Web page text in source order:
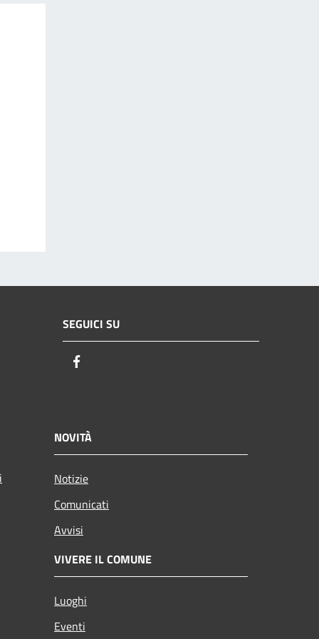
SEGUICI SU
NOVITÀ
Notizie
Comunicati
Avvisi
VIVERE IL COMUNE
Luoghi
Eventi